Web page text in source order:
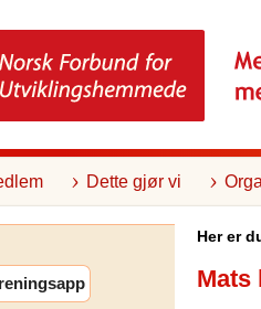
Dette gjør vi
Her er
Mats